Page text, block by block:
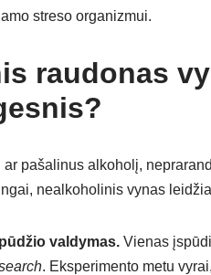
streso organizmui.
raudonas
pašalinus alkoholį,
nealkoholinis vynas
valdymas. Vienas
. Eksperimento metu